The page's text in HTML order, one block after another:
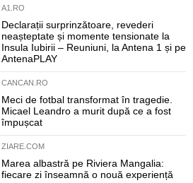
A1.RO
Declarații surprinzătoare, revederi
neașteptate și momente tensionate la
Insula Iubirii – Reuniuni, la Antena 1 și pe
AntenaPLAY
CANCAN.RO
Meci de fotbal transformat în tragedie.
Micael Leandro a murit după ce a fost
împușcat
ZIARE.COM
Marea albastră pe Riviera Mangalia:
fiecare zi înseamnă o nouă experiență